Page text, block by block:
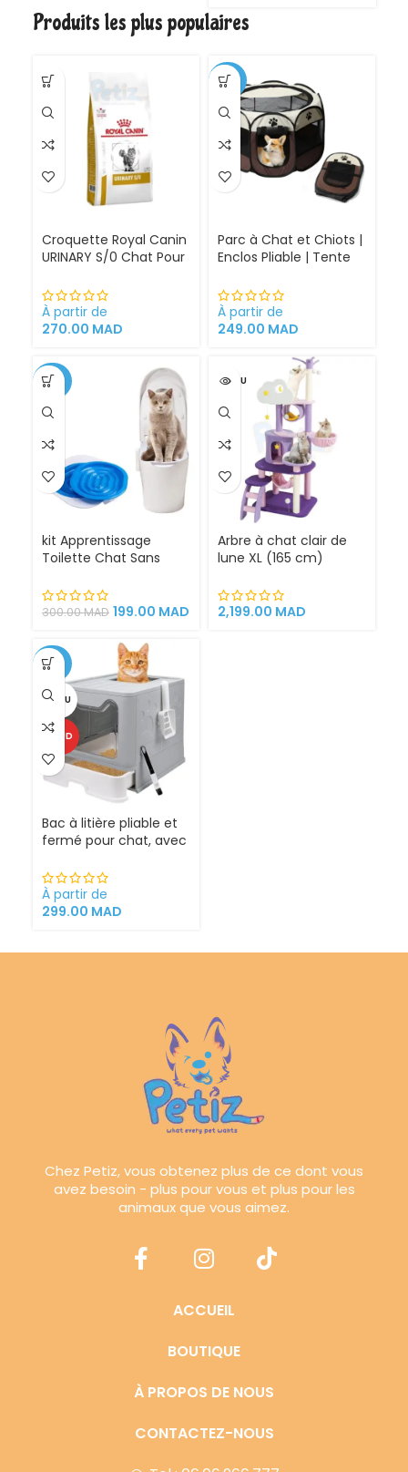
gestantes/allaitantes
Produits les plus populaires
Croquette Royal Canin
URINARY S/0 Chat Pour
Cystite régime
médicalisé
À partir de
270.00 MAD
-30%
Parc à Chat et Chiots |
Enclos Pliable | Tente
et extérieur
À partir de
249.00 MAD
-34%
kit Apprentissage
Toilette Chat Sans
300.00MAD 199.00 MAD
VENDU
Arbre à chat clair de
lune XL (165 cm)
chat griffoirs
2,199.00 MAD
-25%
VENDU
CHAUD
Bac à litière pliable et
fermé pour chat, avec
À partir de
299.00 MAD
Chez Petiz, vous obtenez plus de ce dont vous
avez besoin - plus pour vous et plus pour les
animaux que vous aimez.
ACCUEIL
BOUTIQUE
À PROPOS DE NOUS
CONTACTEZ-NOUS